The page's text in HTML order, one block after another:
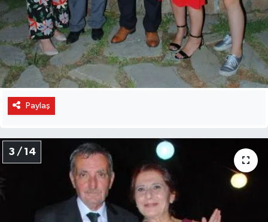
Paylaş
3 / 14